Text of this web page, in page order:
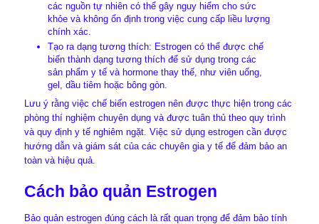
các nguồn tự nhiên có thể gây nguy hiểm cho sức
khỏe và không ổn định trong việc cung cấp liều lượng
chính xác.
Tạo ra dạng tương thích: Estrogen có thể được chế
biến thành dạng tương thích để sử dụng trong các
sản phẩm y tế và hormone thay thế, như viên uống,
gel, dầu tiêm hoặc bông gòn.
Lưu ý rằng việc chế biến estrogen nên được thực hiện trong các
phòng thí nghiệm chuyên dụng và được tuân thủ theo quy trình
và quy định y tế nghiêm ngặt. Việc sử dụng estrogen cần được
hướng dẫn và giám sát của các chuyên gia y tế để đảm bảo an
toàn và hiệu quả.
Cách bảo quản Estrogen
Bảo quản estrogen đúng cách là rất quan trọng để đảm bảo tính